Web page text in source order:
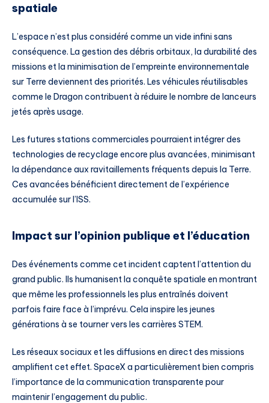
spatiale
L’espace n’est plus considéré comme un vide infini sans
conséquence. La gestion des débris orbitaux, la durabilité des
missions et la minimisation de l’empreinte environnementale
sur Terre deviennent des priorités. Les véhicules réutilisables
comme le Dragon contribuent à réduire le nombre de lanceurs
jetés après usage.
Les futures stations commerciales pourraient intégrer des
technologies de recyclage encore plus avancées, minimisant
la dépendance aux ravitaillements fréquents depuis la Terre.
Ces avancées bénéficient directement de l’expérience
accumulée sur l’ISS.
Impact sur l’opinion publique et l’éducation
Des événements comme cet incident captent l’attention du
grand public. Ils humanisent la conquête spatiale en montrant
que même les professionnels les plus entraînés doivent
parfois faire face à l’imprévu. Cela inspire les jeunes
générations à se tourner vers les carrières STEM.
Les réseaux sociaux et les diffusions en direct des missions
amplifient cet effet. SpaceX a particulièrement bien compris
l’importance de la communication transparente pour
maintenir l’engagement du public.